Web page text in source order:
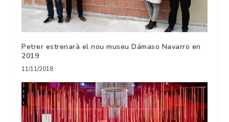
Petrer estrenarà el nou museu Dámaso Navarro en
2019
11/11/2018